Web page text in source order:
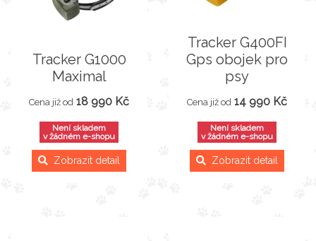
Tracker G1000
Maximal
Cena již od 18 990 Kč
Není skladem
v žádném e-shopu
Zobrazit detail
Tracker G400FI
Gps obojek pro
psy
Cena již od 14 990 Kč
Není skladem
v žádném e-shopu
Zobrazit detail